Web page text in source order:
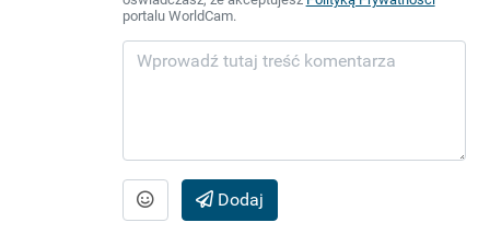
portalu WorldCam.
Dodaj